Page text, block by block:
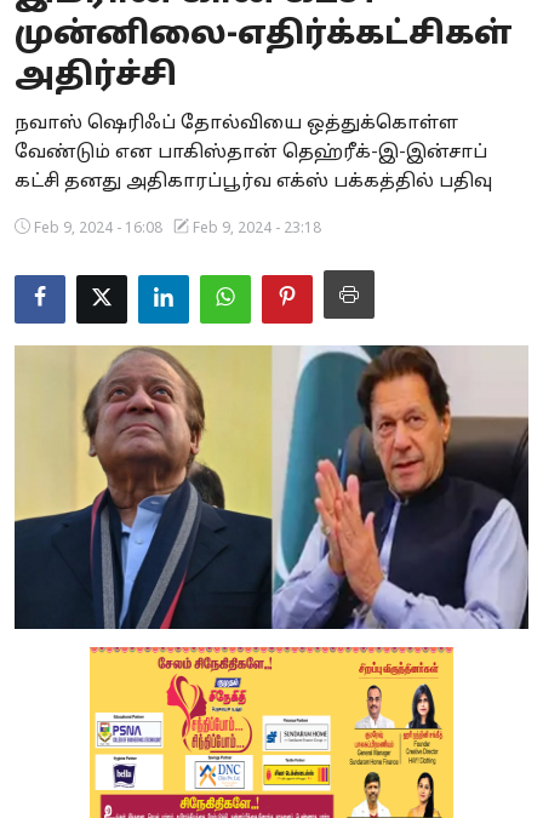
Business
Crime
Tamilnadu
National
Astrology
Spirituality
Weather
முன்னிலை-எதிர்க்கட்சிகள்
அதிர்ச்சி
நவாஸ் ஷெரிஃப் தோல்வியை ஒத்துக்கொள்ள
வேண்டும் என பாகிஸ்தான் தெஹ்ரீக்-இ-இன்சாப்
கட்சி தனது அதிகாரப்பூர்வ எக்ஸ் பக்கத்தில் பதிவு
Feb 9, 2024 - 16:08 Feb 9, 2024 - 23:18